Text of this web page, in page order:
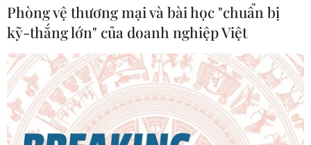
đã bị dỡ bỏ tại nước này.
Phòng vệ thương mại và bài học "chuẩn bị
kỹ-thắng lớn" của doanh nghiệp Việt